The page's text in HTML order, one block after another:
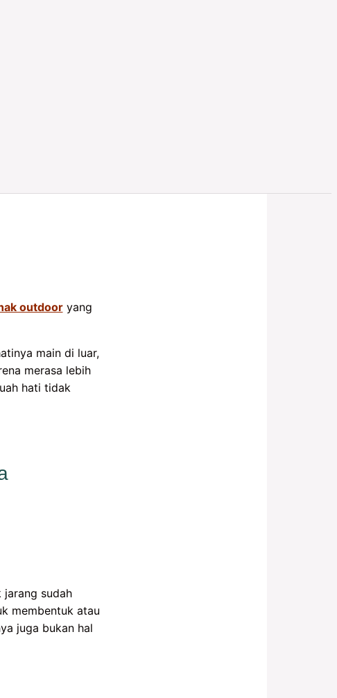
outdooryang
main di luar,
merasa lebih
hati tidak
sudah
membentuk atau
juga bukan hal